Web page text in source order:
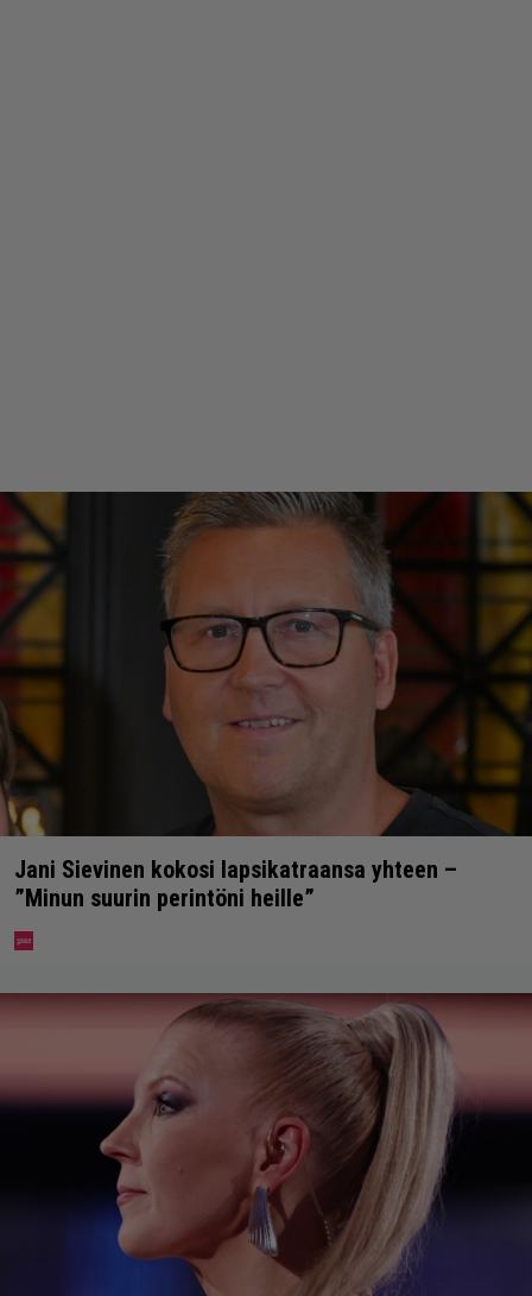
Jani Sievinen kokosi lapsikatraansa yhteen –
”Minun suurin perintöni heille”